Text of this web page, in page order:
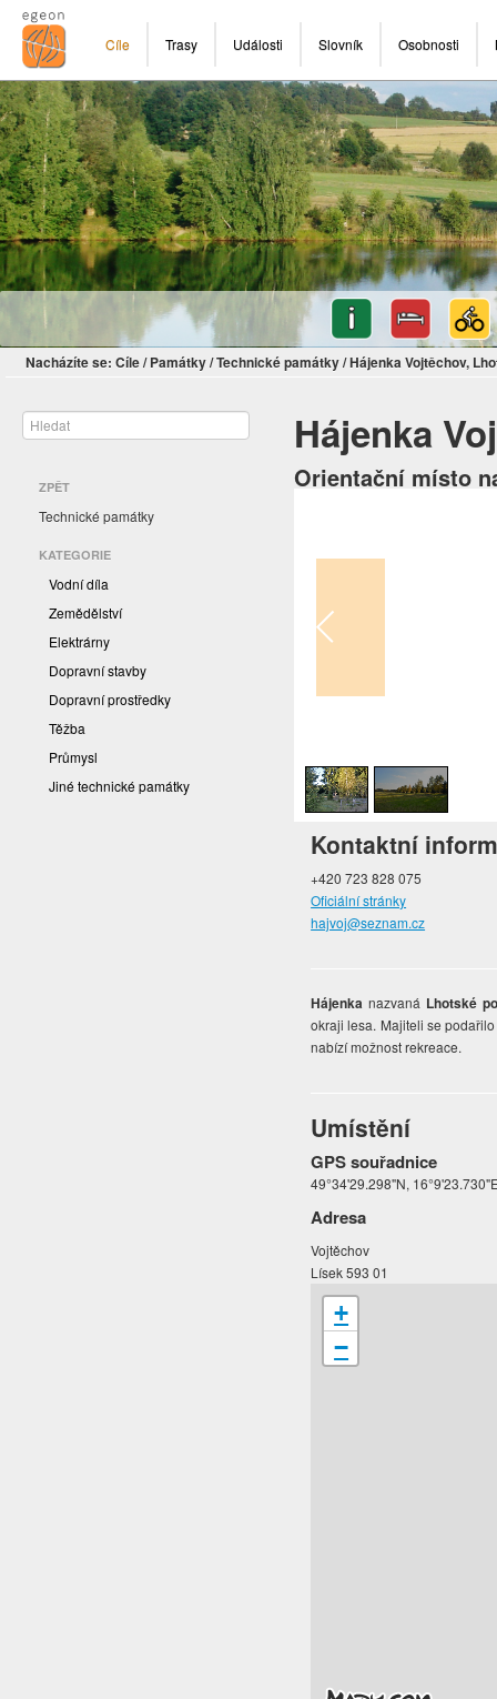
Cíle Trasy Události Slovník Osobnosti
Nacházíte se: Cíle/ Památky/Technické památky/Hájenka Vojtěchov,
ZPĚT
Technické památky
KATEGORIE
Vodní díla
Zemědělství
Elektrárny
Dopravní stavby
Dopravní prostředky
Těžba
Průmysl
Jiné technické památky
Hájenka
Orientační místo
Kontaktní
+420 723 828 075
Oficiální stránky
hajvoj@seznam.cz
Hájenka nazvaná Lhotské
okraji lesa. Majiteli se
nabízí možnost rekreace.
Umístění
GPS souřadnice
49°34'29.298"N,
Adresa
Vojtěchov
Lísek 593 01
+
−